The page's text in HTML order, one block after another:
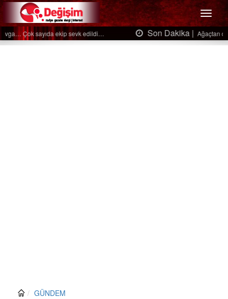
Menü
Son Dakika |Ağaçtan düştü…
GÜNDEM